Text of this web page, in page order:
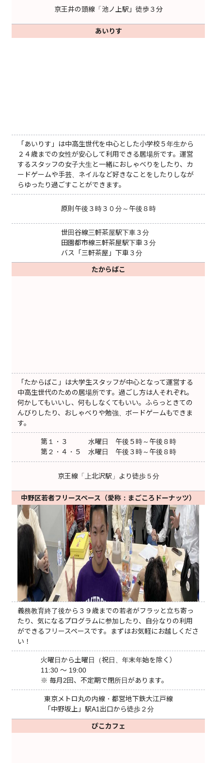
京王井の頭線「池ノ上駅」徒歩３分
あいりす
「あいりす」は中高生世代を中心とした小学校５年生から
２４歳までの女性が安心して利用できる居場所です。運営
するスタッフの女子大生と一緒におしゃべりをしたり、カ
ードゲームや手芸、ネイルなど好きなことをしたりしなが
らゆったり過ごすことができます。
原則午後３時３０分～午後８時
世田谷線三軒茶屋駅下車３分
田園都市線三軒茶屋駅下車３分
バス「三軒茶屋」下車３分
たからばこ
「たからばこ」は大学生スタッフが中心となって運営する
中高生世代のための居場所です。過ごし方は人それぞれ。
何かしてもいいし、何もしなくてもいい。ふらっときての
んびりしたり、おしゃべりや勉強、ボードゲームもできま
す。
第１・３ 水曜日 午後５時～午後８時
第２・４・５ 水曜日 午後３時～午後８時
京王線「上北沢駅」より徒歩５分
中野区若者フリースペース（愛称：まごころドーナッツ）
義務教育終了後から３９歳までの若者がフラッと立ち寄っ
たり、気になるプログラムに参加したり、自分なりの利用
ができるフリースペースです。まずはお気軽にお越しくださ
い！
火曜日から土曜日（祝日、年末年始を除く）
11:30 〜 19:00
※ 毎月2回、不定期で閉所日があります。
東京メトロ丸の内線・都営地下鉄大江戸線
「中野坂上」駅A1出口から徒歩２分
ぴこカフェ